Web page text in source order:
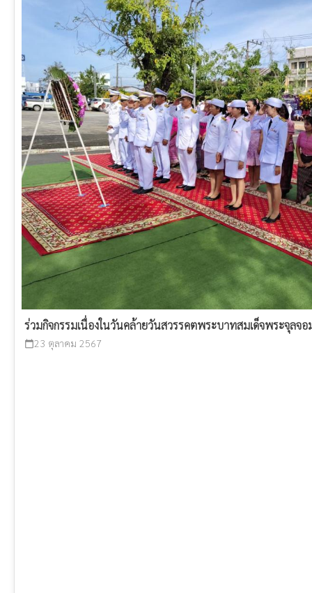
ร่วมกิจกรรมเนื่องในวันคล้ายวันสวรรคตพระบาทสมเด็จพระจุลจอ
calendar_today23 ตุลาคม 2567